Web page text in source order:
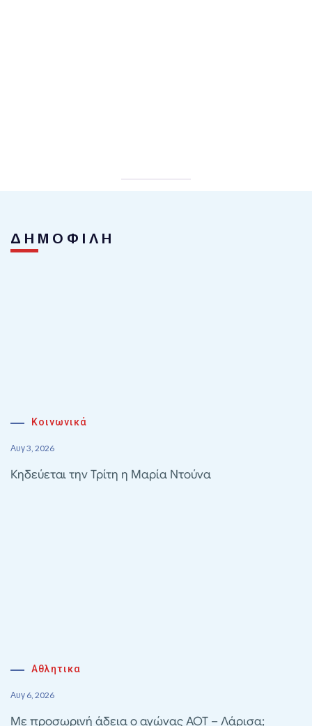
ΔΗΜΟΦΙΛΗ
Κοινωνικά
Αυγ 3, 2026
Κηδεύεται την Τρίτη η Μαρία Ντούνα
Αθλητικα
Αυγ 6, 2026
Με προσωρινή άδεια ο αγώνας ΑΟΤ – Λάρισα;